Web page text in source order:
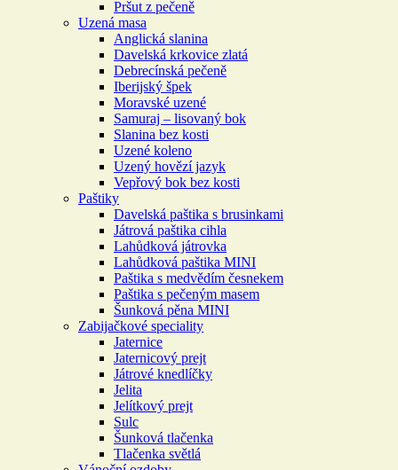
Pršut z pečeně
Uzená masa
Anglická slanina
Davelská krkovice zlatá
Debrecínská pečeně
Iberijský špek
Moravské uzené
Samuraj – lisovaný bok
Slanina bez kosti
Uzené koleno
Uzený hovězí jazyk
Vepřový bok bez kosti
Paštiky
Davelská paštika s brusinkami
Játrová paštika cihla
Lahůdková játrovka
Lahůdková paštika MINI
Paštika s medvědím česnekem
Paštika s pečeným masem
Šunková pěna MINI
Zabijačkové speciality
Jaternice
Jaternicový prejt
Játrové knedlíčky
Jelita
Jelítkový prejt
Sulc
Šunková tlačenka
Tlačenka světlá